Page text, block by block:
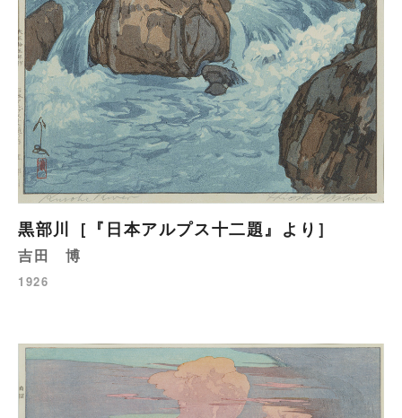
黒部川［『日本アルプス十二題』より］
吉田 博
1926